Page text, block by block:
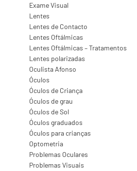
Exame Visual
Lentes
Lentes de Contacto
Lentes Oftálmicas
Lentes Oftálmicas – Tratamentos
Lentes polarizadas
Oculista Afonso
Óculos
Óculos de Criança
Óculos de grau
Óculos de Sol
Óculos graduados
Óculos para crianças
Optometria
Problemas Oculares
Problemas Visuais